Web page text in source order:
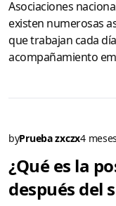
Asociaciones
existen numerosas
que trabajan cada
acompañamiento
byPrueba zxczx4
¿Qué es la
después del